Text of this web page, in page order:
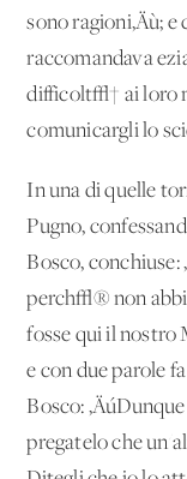
sono ragioni‚Äù;
raccomandava
difficolt√† ai loro
comunicargli lo
In una di quelle
Pugno,
Bosco, conchiuse:
perch√® non
fosse qui il
e con due parole
Bosco:
pregatelo che